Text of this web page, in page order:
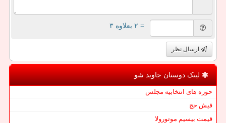
= ۲ بعلاوه ۳
ارسال نظر
لینک دوستان جاوید شو
حوزه های انتخابیه مجلس
فیش حج
قیمت بیسیم موتورولا